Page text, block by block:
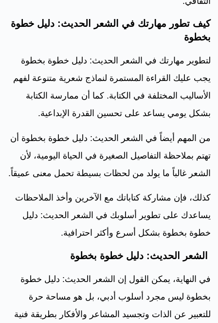
كيف تطور مهارتك في الشعر الحديث: دليل خطوة
بخطوة
لتطوير مهارتك في الشعر الحديث: دليل خطوة بخطوة
يجب عليك القراءة المستمرة لنماذج شعرية متنوعة لفهم
الأساليب المختلفة في الكتابة. كما أن ممارسة الكتابة
بشكل يومي يساعد على تحسين القدرة الإبداعية.
من المهم أيضاً في الشعر الحديث: دليل خطوة بخطوة أن
تهتم بملاحظة التفاصيل الصغيرة في الحياة اليومية، لأن
الشعر غالباً ما يولد من لحظات بسيطة تحمل معنى عميقاً.
كذلك، فإن مشاركة كتاباتك مع الآخرين وأخذ الملاحظات
يساعدك على تطوير أسلوبك في الشعر الحديث: دليل
خطوة بخطوة بشكل أسرع وأكثر احترافية.
الشعر الحديث: دليل خطوة بخطوة
في النهاية، يمكن القول إن الشعر الحديث: دليل خطوة
بخطوة ليس مجرد أسلوب أدبي، بل هو مساحة حرة
للتعبير عن الذات وتجسيد المشاعر والأفكار بطريقة فنية